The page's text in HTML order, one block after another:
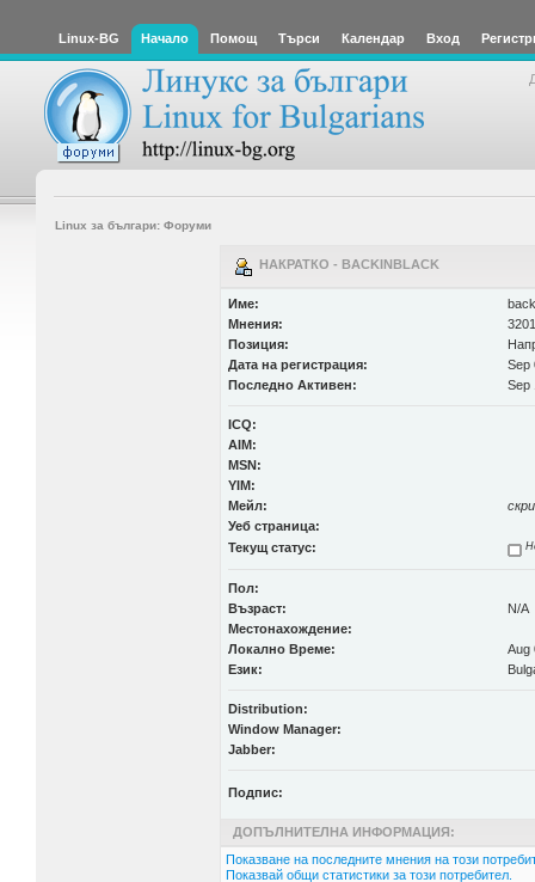
Linux-BG Начало Помощ Търси Календар Вход
Linux за българи: Форуми
НАКРАТКО - BACKINBLACK
Име:
Мнения:
Позиция:
Дата на регистрация:
Sep
Последно Активен:
Sep
ICQ:
AIM:
MSN:
YIM:
Мейл:
Уеб страница:
Текущ статус:
Пол:
Възраст:
N/A
Местонахождение:
Локално Време:
Aug
Език:
Distribution:
Window Manager:
Jabber:
Подпис:
ДОПЪЛНИТЕЛНА ИНФОРМАЦИЯ:
Показване на последните мнения на този
Показвай общи статистики за този потребител.